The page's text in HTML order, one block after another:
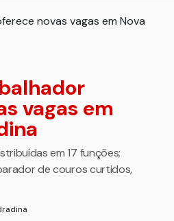
vagas em
em 17 funções;
de couros curtidos,